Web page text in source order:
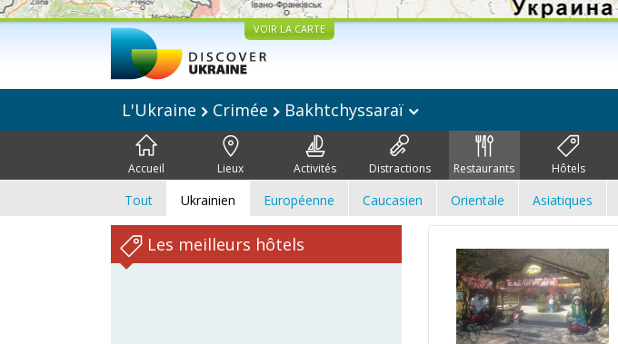
VOIR LA CARTE
L'Ukraine Crimée Bakhtchyssaraï
Accueil Lieux Activités Distractions Restaurants Hôtels
Tout Ukrainien Européenne Caucasien Orientale Asiatiques
Les meilleurs hôtels